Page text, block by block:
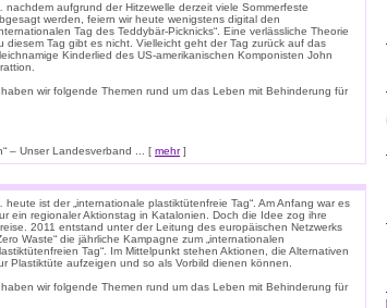
nachdem aufgrund der Hitzewelle derzeit viele Sommerfeste
werden, feiern wir heute wenigstens digital den
Tag des Teddybär-Picknicks“. Eine verlässliche Theorie
diesem Tag gibt es nicht. Vielleicht geht der Tag zurück auf das
Kinderlied des US-amerikanischen Komponisten John
wir folgende Themen rund um das Leben mit Behinderung für
– Unser Landesverband ... [ mehr]
heute ist der „internationale plastiktütenfreie Tag“. Am Anfang war es
ein regionaler Aktionstag in Katalonien. Doch die Idee zog ihre
2011 entstand unter der Leitung des europäischen Netzwerks
Waste“ die jährliche Kampagne zum „internationalen
Tag“. Im Mittelpunkt stehen Aktionen, die Alternativen
Plastiktüte aufzeigen und so als Vorbild dienen können.
wir folgende Themen rund um das Leben mit Behinderung für